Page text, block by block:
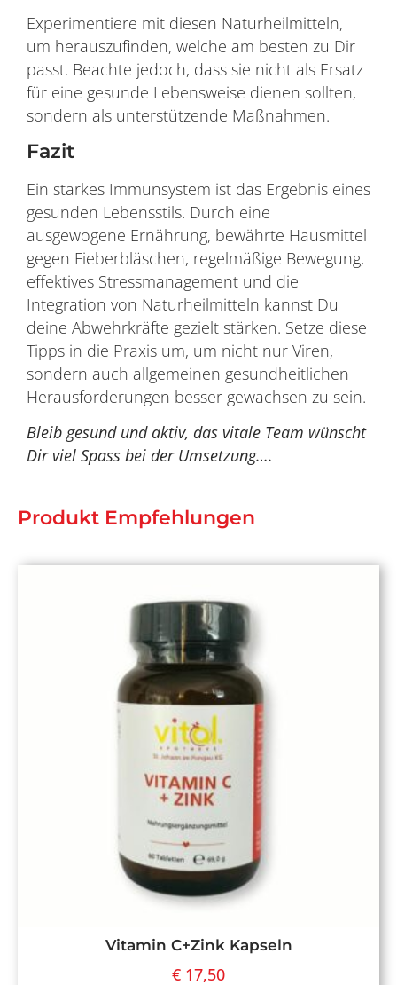
Experimentiere mit diesen Naturheilmitteln,
um herauszufinden, welche am besten zu Dir
passt. Beachte jedoch, dass sie nicht als Ersatz
für eine gesunde Lebensweise dienen sollten,
sondern als unterstützende Maßnahmen.
Fazit
Ein starkes Immunsystem ist das Ergebnis eines
gesunden Lebensstils. Durch eine
ausgewogene Ernährung, bewährte Hausmittel
gegen Fieberbläschen, regelmäßige Bewegung,
effektives Stressmanagement und die
Integration von Naturheilmitteln kannst Du
deine Abwehrkräfte gezielt stärken. Setze diese
Tipps in die Praxis um, um nicht nur Viren,
sondern auch allgemeinen gesundheitlichen
Herausforderungen besser gewachsen zu sein.
Bleib gesund und aktiv, das vitale Team wünscht
Dir viel Spass bei der Umsetzung….
Produkt Empfehlungen
Vitamin C+Zink Kapseln
€ 17,50